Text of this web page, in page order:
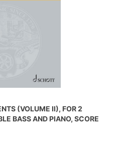
(VOLUME II), FOR 2
BASS AND PIANO, SCORE